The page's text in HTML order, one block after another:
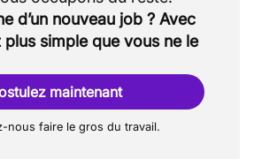
d’un nouveau job ? Avec
plus simple que vous ne le
maintenant
nous faire le gros du travail.